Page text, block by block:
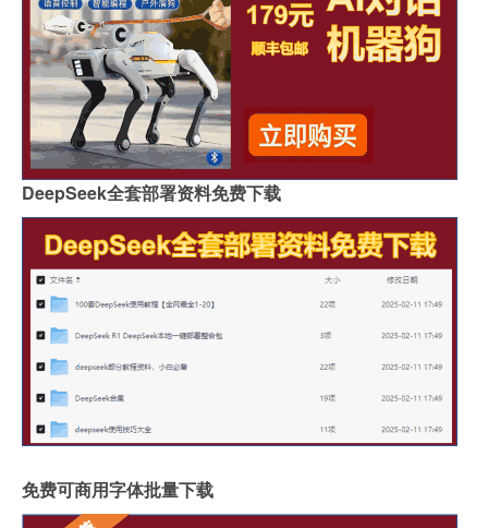
DeepSeek全套部署资料免费下载
免费可商用字体批量下载